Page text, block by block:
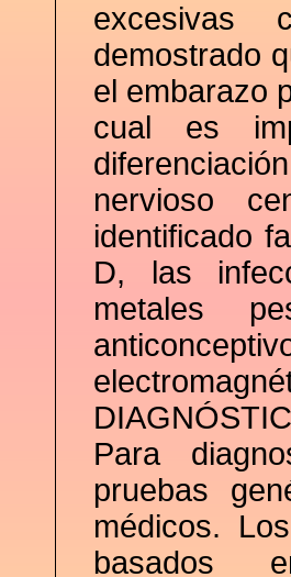
excesivas
demostrado
el embarazo
cual es
nervioso
identificado
D, las
metales
Para
pruebas
médicos.
basados